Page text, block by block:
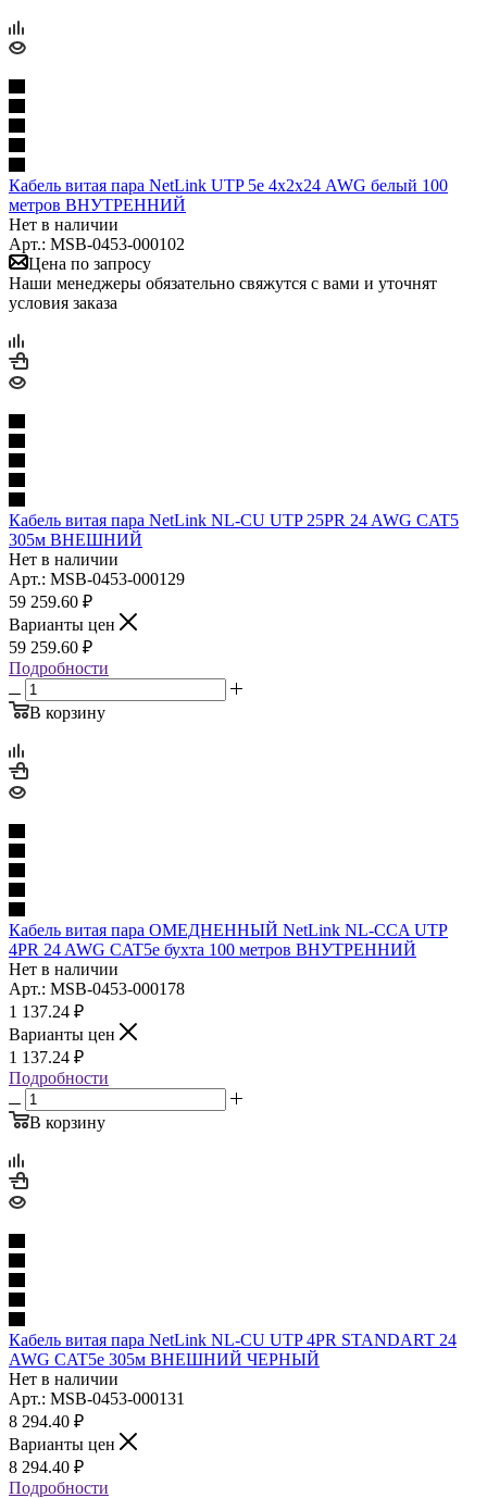
Кабель витая пара NetLink UTP 5е 4х2х24 AWG белый 100
метров ВНУТРЕННИЙ
Нет в наличии
Арт.: MSB-0453-000102
Цена по запросу
Наши менеджеры обязательно свяжутся с вами и уточнят
условия заказа
Кабель витая пара NetLink NL-CU UTP 25PR 24 AWG CAT5
305м ВНЕШНИЙ
Нет в наличии
Арт.: MSB-0453-000129
59 259.60 ₽
Варианты цен
59 259.60 ₽
Подробности
В корзину
Кабель витая пара ОМЕДНЕННЫЙ NetLink NL-CCA UTP
4PR 24 AWG CAT5е бухта 100 метров ВНУТРЕННИЙ
Нет в наличии
Арт.: MSB-0453-000178
1 137.24 ₽
Варианты цен
1 137.24 ₽
Подробности
В корзину
Кабель витая пара NetLink NL-CU UTP 4PR STANDART 24
AWG CAT5e 305м ВНЕШНИЙ ЧЕРНЫЙ
Нет в наличии
Арт.: MSB-0453-000131
8 294.40 ₽
Варианты цен
8 294.40 ₽
Подробности